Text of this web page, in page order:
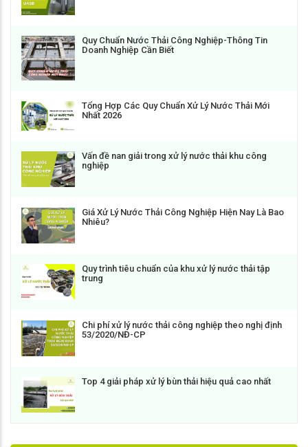
Quy Chuẩn Nước Thải Công Nghiệp-Thông Tin
Doanh Nghiệp Cần Biết
Tổng Hợp Các Quy Chuẩn Xử Lý Nước Thải Mới
Nhất 2026
Vấn đề nan giải trong xử lý nước thải khu công
nghiệp
Giá Xử Lý Nước Thải Công Nghiệp Hiện Nay Là Bao
Nhiêu?
Quy trình tiêu chuẩn của khu xử lý nước thải tập
trung
Chi phí xử lý nước thải công nghiệp theo nghị định
53/2020/NĐ-CP
Top 4 giải pháp xử lý bùn thải hiệu quả cao nhất